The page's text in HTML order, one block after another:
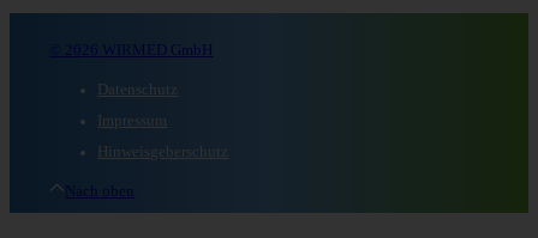
© 2026 WIRMED GmbH
Datenschutz
Impressum
Hinweisgeberschutz
Nach oben